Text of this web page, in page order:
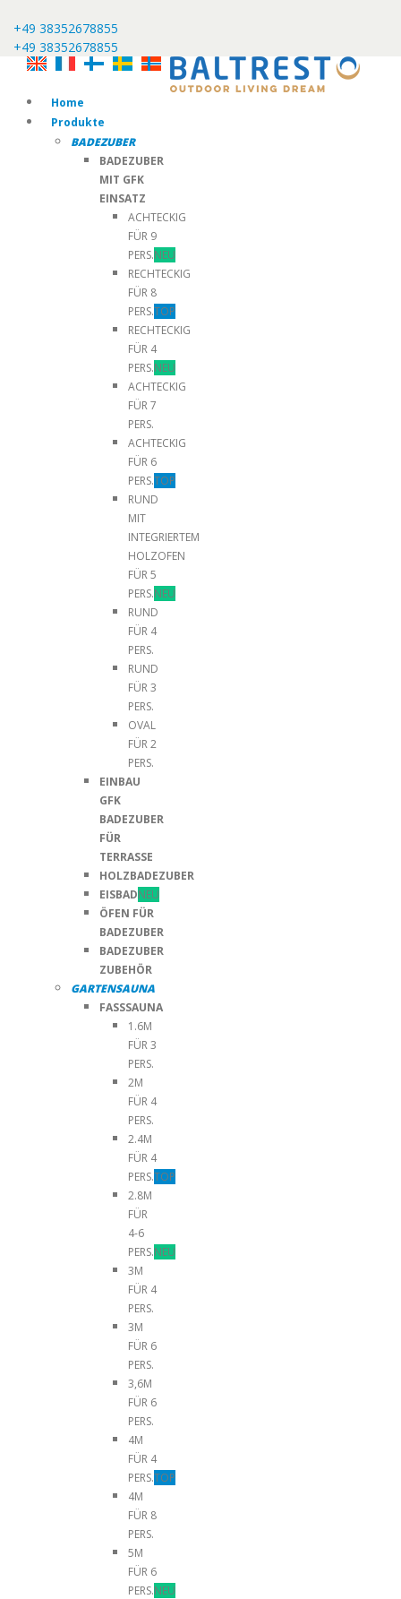
+49 38352678855
+49 38352678855
Home
Produkte
BADEZUBER
BADEZUBER
MIT GFK
EINSATZ
ACHTECKIG
FÜR 9
PERS.NEU
RECHTECKIG
FÜR 8
PERS.TOP
RECHTECKIG
FÜR 4
PERS.NEU
ACHTECKIG
FÜR 7
PERS.
ACHTECKIG
FÜR 6
PERS.TOP
RUND
MIT
INTEGRIERTEM
HOLZOFEN
FÜR 5
PERS.NEU
RUND
FÜR 4
PERS.
RUND
FÜR 3
PERS.
OVAL
FÜR 2
PERS.
EINBAU
GFK
BADEZUBER
FÜR
TERRASSE
HOLZBADEZUBER
EISBADNEU
ÖFEN FÜR
BADEZUBER
BADEZUBER
ZUBEHÖR
GARTENSAUNA
FASSSAUNA
1.6M
FÜR 3
PERS.
2M
FÜR 4
PERS.
2.4M
FÜR 4
PERS.TOP
2.8M
FÜR
4-6
PERS.NEU
3M
FÜR 4
PERS.
3M
FÜR 6
PERS.
3,6M
FÜR 6
PERS.
4M
FÜR 4
PERS.TOP
4M
FÜR 8
PERS.
5M
FÜR 6
PERS.NEU